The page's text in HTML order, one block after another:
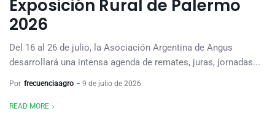
Exposición Rural de Palermo
2026
Del 16 al 26 de julio, la Asociación Argentina de Angus
desarrollará una intensa agenda de remates, juras, jornadas...
Por frecuenciaagro 9 de julio de 2026
READ MORE